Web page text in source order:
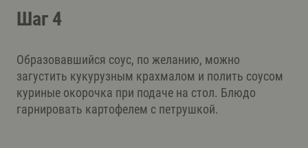
Шаг 4
Образовавшийся соус, по желанию, можно
загустить кукурузным крахмалом и полить соусом
куриные окорочка при подаче на стол. Блюдо
гарнировать картофелем с петрушкой.